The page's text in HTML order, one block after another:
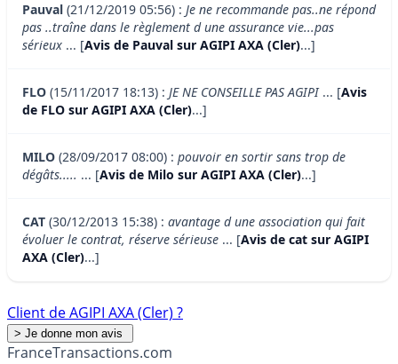
Pauval (21/12/2019 05:56) : Je ne recommande pas..ne répond
pas ..traîne dans le règlement d une assurance vie...pas
sérieux ... [Avis de Pauval sur AGIPI AXA (Cler)...]
FLO (15/11/2017 18:13) : JE NE CONSEILLE PAS AGIPI... [Avis
de FLO sur AGIPI AXA (Cler)...]
MILO (28/09/2017 08:00) : pouvoir en sortir sans trop de
dégâts..... ... [Avis de Milo sur AGIPI AXA (Cler)...]
CAT (30/12/2013 15:38) : avantage d une association qui fait
évoluer le contrat, réserve sérieuse ... [Avis de cat sur AGIPI
AXA (Cler)...]
Client de AGIPI AXA (Cler) ?
FranceTransactions.com